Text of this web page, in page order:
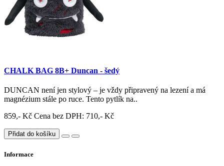
CHALK BAG 8B+ Duncan - šedý
DUNCAN není jen stylový – je vždy připravený na lezení a má
magnézium stále po ruce. Tento pytlík na..
859,- Kč Cena bez DPH: 710,- Kč
Přidat do košíku
Informace